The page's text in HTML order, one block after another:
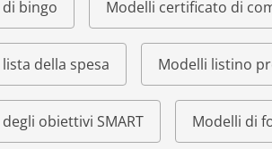
bingo Modelli certificato di
della spesa Modelli listino
obiettivi SMART Modelli di